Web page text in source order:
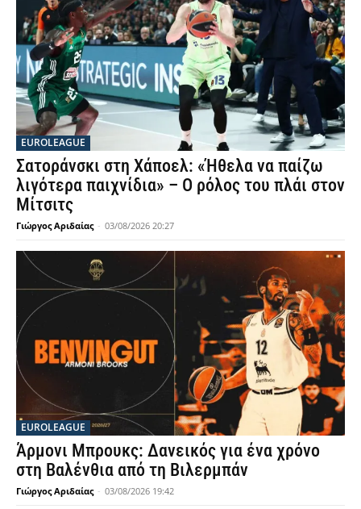
EUROLEAGUE
Σατοράνσκι στη Χάποελ: «Ήθελα να παίζω
λιγότερα παιχνίδια» – Ο ρόλος του πλάι στον
Μίτσιτς
Γιώργος Αριδαίας - 03/08/2026 20:27
EUROLEAGUE
Άρμονι Μπρουκς: Δανεικός για ένα χρόνο
στη Βαλένθια από τη Βιλερμπάν
Γιώργος Αριδαίας - 03/08/2026 19:42